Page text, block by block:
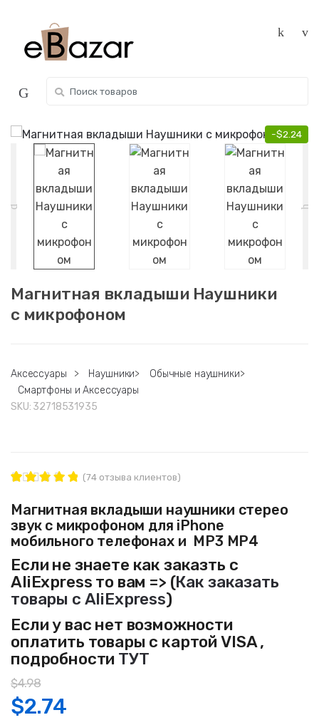
navigation
content
for:
-$2.24
Магнитная вкладыши Наушники
с микрофоном
Аксессуары > Наушники> Обычные наушники>
Смартфоны и Аксессуары
SKU: 32718531935
4.88
на основе
опроса
пользовате
лей
(74 отзыва клиентов)
Магнитная вкладыши наушники стерео
звук с микрофоном для iPhone
мобильного телефонах и MP3 MP4
Если не знаете как заказть с
AliExpress то вам => (Как заказать
товары с AliExpress)
Если у вас нет возможности
оплатить товары с картой VISA ,
подробности ТУТ
$4.98
$2.74